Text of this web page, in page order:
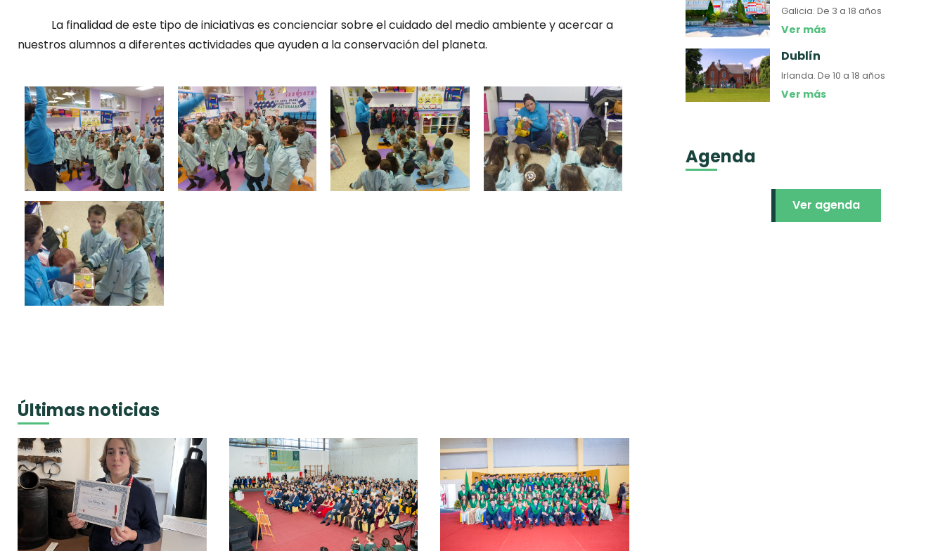
La finalidad de este tipo de iniciativas es concienciar sobre el cuidado del medio ambiente y acercar a
nuestros alumnos a diferentes actividades que ayuden a la conservación del planeta.
Últimas noticias
Galicia.De 3 a 18 años
Ver más
Dublín
Irlanda.De 10 a 18 años
Ver más
Agenda
Ver agenda